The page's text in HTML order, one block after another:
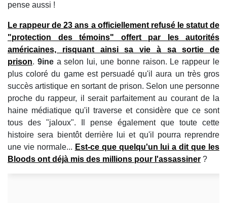
pense aussi !
Le rappeur de 23 ans a officiellement refusé le statut de
"protection des témoins" offert par les autorités
américaines, risquant ainsi sa vie à sa sortie de
prison. 9inea selon lui, une bonne raison. Le rappeur le
plus coloré du game est persuadé qu'il aura un très gros
succès artistique en sortant de prison. Selon une personne
proche du rappeur, il serait parfaitement au courant de la
haine médiatique qu'il traverse et considère que ce sont
tous des "jaloux". Il pense également que toute cette
histoire sera bientôt derrière lui et qu'il pourra reprendre
une vie normale... Est-ce que quelqu'un lui a dit que les
Bloods ont déjà mis des millions pour l'assassiner ?